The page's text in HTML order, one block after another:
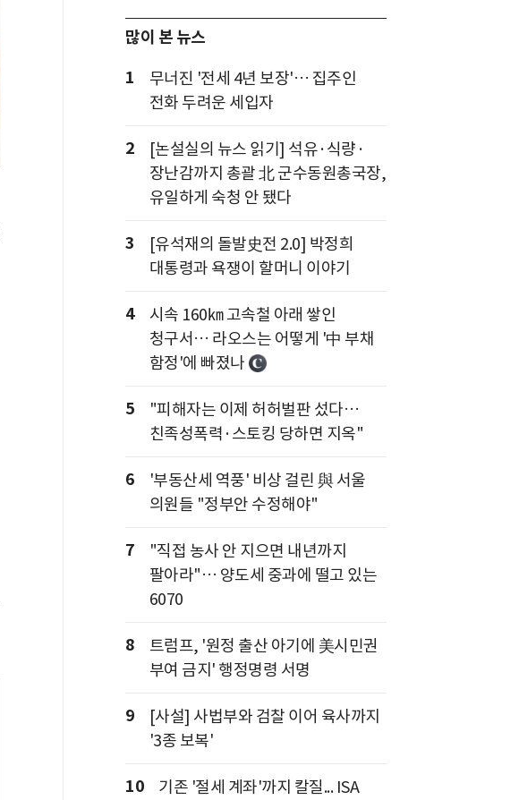
많이 본 뉴스
1
무너진 '전세 4년 보장'… 집주인
전화 두려운 세입자
2
[논설실의 뉴스 읽기] 석유·식량·
장난감까지 총괄 北 군수동원총국장,
유일하게 숙청 안 됐다
3
[유석재의 돌발史전 2.0] 박정희
대통령과 욕쟁이 할머니 이야기
4
시속 160㎞ 고속철 아래 쌓인
청구서… 라오스는 어떻게 '中 부채
함정'에 빠졌나
5
"피해자는 이제 허허벌판 섰다…
친족성폭력·스토킹 당하면 지옥"
6
'부동산세 역풍' 비상 걸린 與 서울
의원들 "정부안 수정해야"
7
"직접 농사 안 지으면 내년까지
팔아라"… 양도세 중과에 떨고 있는
6070
8
트럼프, '원정 출산 아기에 美시민권
부여 금지' 행정명령 서명
9
[사설] 사법부와 검찰 이어 육사까지
'3종 보복'
10
기존 '절세 계좌'까지 칼질... ISA